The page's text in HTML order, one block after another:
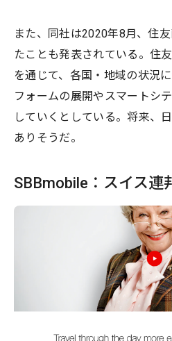
また、同社は2020年8月、住
たことも発表されている。住
を通じて、各国・地域の状況
フォームの展開やスマートシ
していくとしている。将来、
ありそうだ。
SBBmobile：スイス連